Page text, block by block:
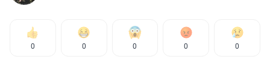
0 0 0 0 0